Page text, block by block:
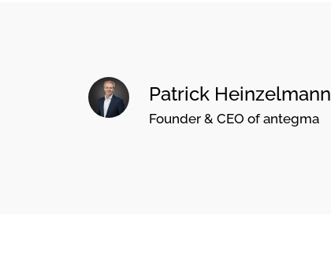
Patrick Heinzelmann
Founder & CEO of antegma